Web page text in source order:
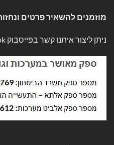
מוזמנים להשאיר פרטים
ניתן ליצור איתנו קשר בפייסבוק